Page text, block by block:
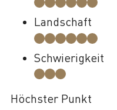
Landschaft
Schwierigkeit
Höchster Punkt